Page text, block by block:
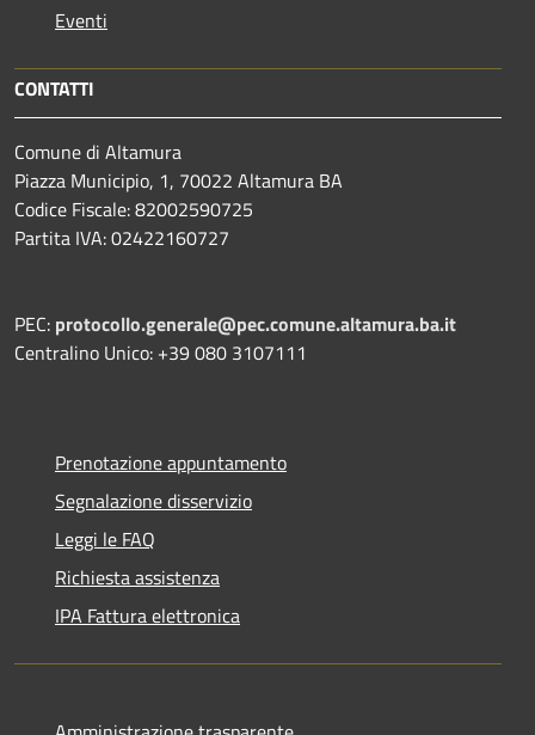
Eventi
CONTATTI
Comune di Altamura
Piazza Municipio, 1, 70022 Altamura BA
Codice Fiscale: 82002590725
Partita IVA: 02422160727
PEC: protocollo.generale@pec.comune.altamura.ba.it
Centralino Unico: +39 080 3107111
Prenotazione appuntamento
Segnalazione disservizio
Leggi le FAQ
Richiesta assistenza
IPA Fattura elettronica